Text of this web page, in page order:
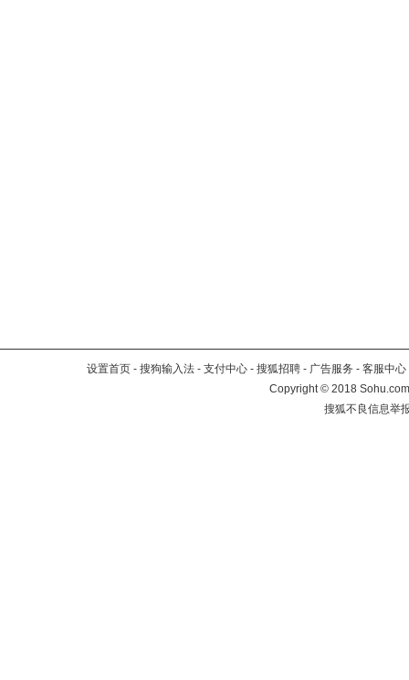
设置首页 - 搜狗输入法 - 支付中心 - 搜狐招聘 - 广告服务 - 客服中心
Copyright©2018
搜狐不良信息举